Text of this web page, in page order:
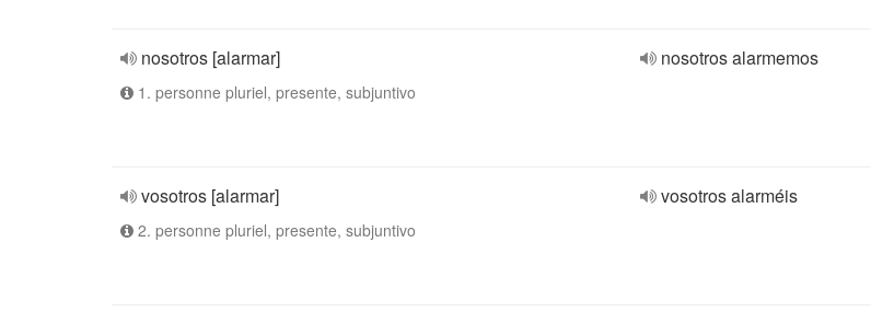
nosotros [alarmar]
1. personne pluriel, presente, subjuntivo
nosotros alarmemos
vosotros [alarmar]
2. personne pluriel, presente, subjuntivo
vosotros alarméis